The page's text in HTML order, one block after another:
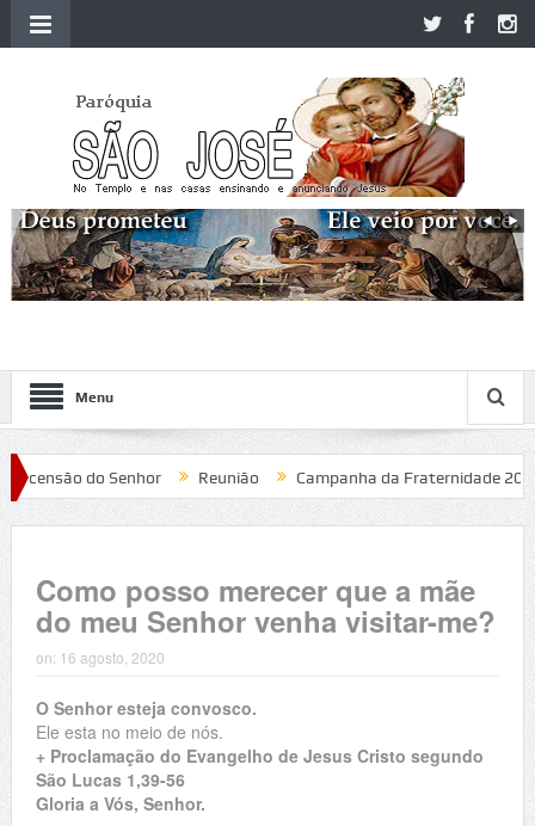
Menu
do Senhor Reunião Campanha da Fraternidade 2020
Como posso merecer que a mãe
do meu Senhor venha visitar-me?
on: 16 agosto, 2020
O Senhor esteja convosco.
Ele esta no meio de nós.
+ Proclamação do Evangelho de Jesus Cristo segundo
São Lucas 1,39-56
Gloria a Vós, Senhor.